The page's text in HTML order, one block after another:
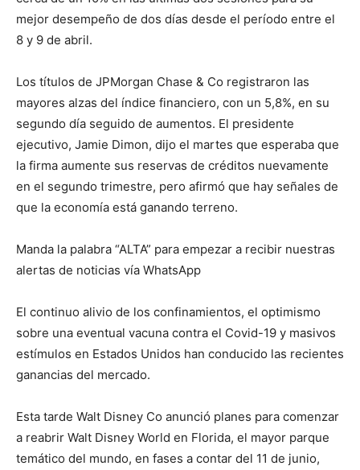
mejor desempeño de dos días desde el período entre el
8 y 9 de abril.
Los títulos de JPMorgan Chase & Co registraron las
mayores alzas del índice financiero, con un 5,8%, en su
segundo día seguido de aumentos. El presidente
ejecutivo, Jamie Dimon, dijo el martes que esperaba que
la firma aumente sus reservas de créditos nuevamente
en el segundo trimestre, pero afirmó que hay señales de
que la economía está ganando terreno.
Manda la palabra “ALTA” para empezar a recibir nuestras
alertas de noticias vía WhatsApp
El continuo alivio de los confinamientos, el optimismo
sobre una eventual vacuna contra el Covid-19 y masivos
estímulos en Estados Unidos han conducido las recientes
ganancias del mercado.
Esta tarde Walt Disney Co anunció planes para comenzar
a reabrir Walt Disney World en Florida, el mayor parque
temático del mundo, en fases a contar del 11 de junio,